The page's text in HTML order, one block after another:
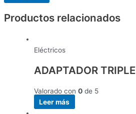
Productos relacionados
Eléctricos
ADAPTADOR TRIPLE
Valorado con 0 de 5
Leer más